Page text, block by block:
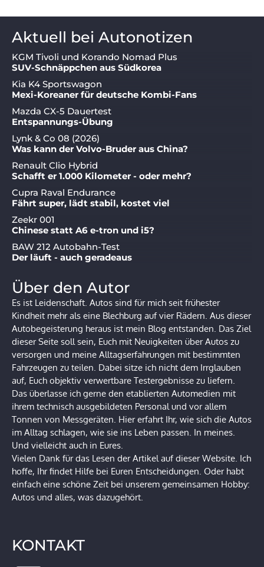
Aktuell bei Autonotizen
KGM Tivoli und Korando Nomad Plus
SUV-Schnäppchen aus Südkorea
Kia K4 Sportswagon
Mexi-Koreaner für deutsche Kombi-Fans
Mazda CX-5 Dauertest
Entspannungs-Übung
Lynk & Co 08 (2026)
Was kann der Volvo-Bruder aus China?
Renault Clio Hybrid
Schafft er 1.000 Kilometer - oder mehr?
Cupra Raval Endurance
Fährt super, lädt stabil, kostet viel
Zeekr 001
Chinese statt A6 e-tron und i5?
BAW 212 Autobahn-Test
Der läuft - auch geradeaus
Über den Autor
Es ist Leidenschaft. Autos sind für mich seit frühester
Kindheit mehr als eine Blechburg auf vier Rädern. Aus dieser
Autobegeisterung heraus ist mein Blog entstanden. Das Ziel
dieser Seite soll sein, Euch mit Neuigkeiten über Autos zu
versorgen und meine Alltagserfahrungen mit bestimmten
Fahrzeugen zu teilen. Dabei sitze ich nicht dem Irrglauben
auf, Euch objektiv verwertbare Testergebnisse zu liefern.
Das überlasse ich gerne den etablierten Automedien mit
ihrem technisch ausgebildeten Personal und vor allem
Tonnen von Messgeräten. Hier erfahrt Ihr, wie sich die Autos
im Alltag schlagen, wie sie ins Leben passen. In meines.
Und vielleicht auch in Eures.
Vielen Dank für das Lesen der Artikel auf dieser Website. Ich
hoffe, Ihr findet Hilfe bei Euren Entscheidungen. Oder habt
einfach eine schöne Zeit bei unserem gemeinsamen Hobby:
Autos und alles, was dazugehört.
KONTAKT